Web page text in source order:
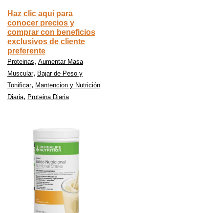
Haz clic aquí para
conocer precios y
comprar con beneficios
exclusivos de cliente
preferente
Proteinas, Aumentar Masa
Muscular, Bajar de Peso y
Tonificar, Mantencion y Nutrición
Diaria, Proteina Diaria